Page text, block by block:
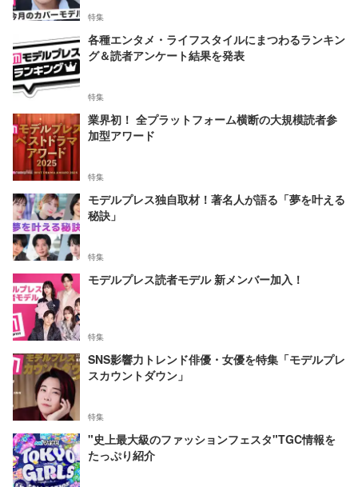
特集
各種エンタメ・ライフスタイルにまつわるランキン
グ＆読者アンケート結果を発表
特集
業界初！ 全プラットフォーム横断の大規模読者参
加型アワード
特集
モデルプレス独自取材！著名人が語る「夢を叶える
秘訣」
特集
モデルプレス読者モデル 新メンバー加入！
特集
SNS影響力トレンド俳優・女優を特集「モデルプレ
スカウントダウン」
特集
"史上最大級のファッションフェスタ"TGC情報を
たっぷり紹介